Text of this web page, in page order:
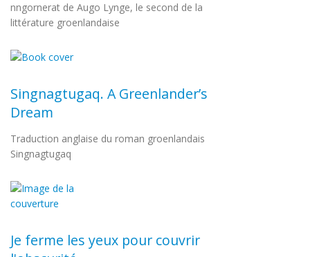
nngornerat de Augo Lynge, le second de la
littérature groenlandaise
Singnagtugaq. A Greenlander’s
Dream
Traduction anglaise du roman groenlandais
Singnagtugaq
Je ferme les yeux pour couvrir